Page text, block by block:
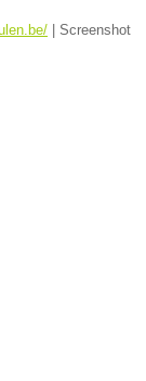
Screenshot